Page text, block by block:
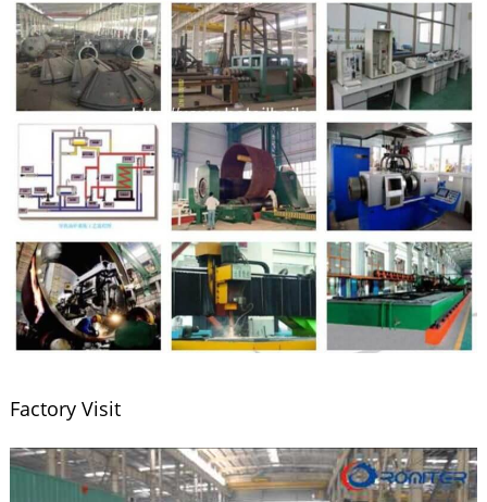
Factory Visit